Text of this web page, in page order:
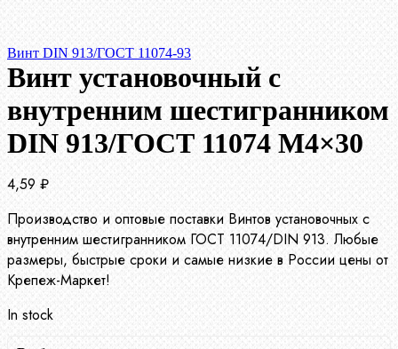
Винт DIN 913/ГОСТ 11074-93
Винт установочный с
внутренним шестигранником
DIN 913/ГОСТ 11074 М4×30
4,59 ₽
Производство и оптовые поставки Винтов установочных с
внутренним шестигранником ГОСТ 11074/DIN 913. Любые
размеры, быстрые сроки и самые низкие в России цены от
Крепеж-Маркет!
In stock